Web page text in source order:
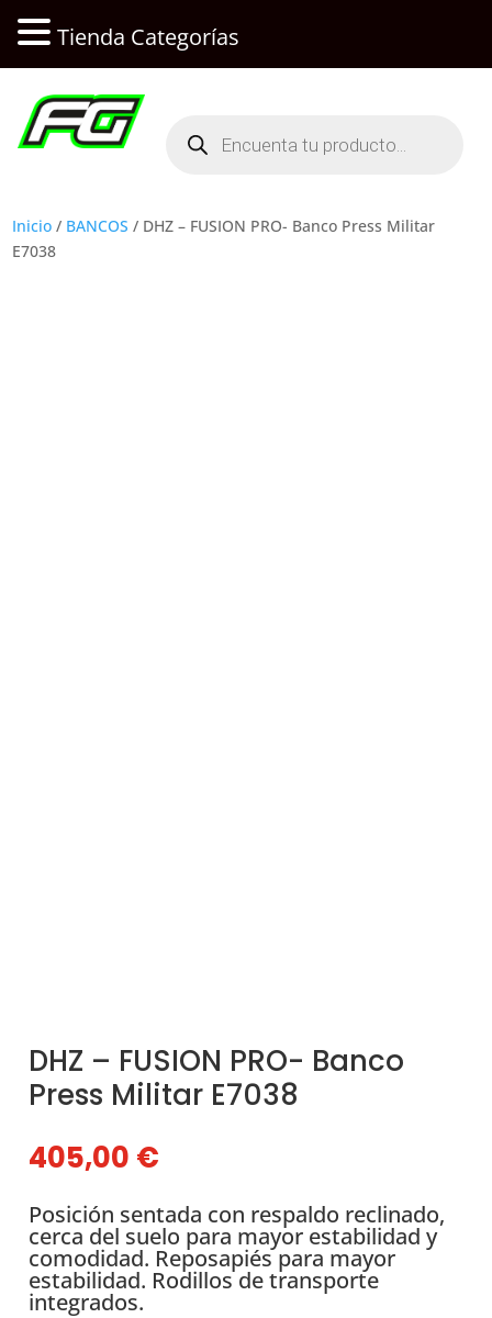
productos
Inicio / BANCOS / DHZ – FUSION PRO- Banco Press Militar
E7038
DHZ – FUSION PRO- Banco
Press Militar E7038
405,00 €
Posición sentada con respaldo reclinado,
cerca del suelo para mayor estabilidad y
comodidad. Reposapiés para mayor
estabilidad. Rodillos de transporte
integrados.
Tienda Categorías